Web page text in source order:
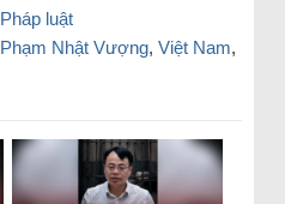
Pháp luật
Phạm Nhật Vượng, Việt Nam,